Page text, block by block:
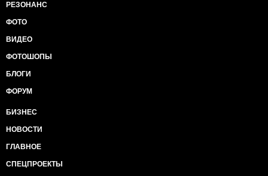
РЕЗОНАНС
ФОТО
ВИДЕО
ФОТОШОПЫ
БЛОГИ
ФОРУМ
БИЗНЕС
НОВОСТИ
ГЛАВНОЕ
СПЕЦПРОЕКТЫ